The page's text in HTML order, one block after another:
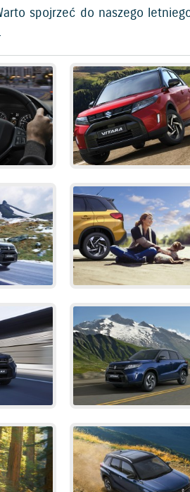
spojrzeć do naszego